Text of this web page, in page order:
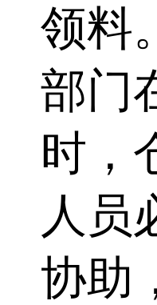
领料
部门
时，
人员
协助